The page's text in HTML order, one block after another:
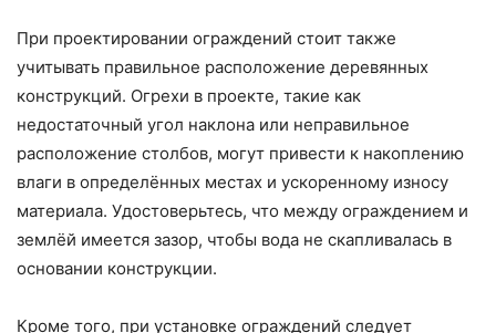
При проектировании ограждений стоит также
учитывать правильное расположение деревянных
конструкций. Огрехи в проекте, такие как
недостаточный угол наклона или неправильное
расположение столбов, могут привести к накоплению
влаги в определённых местах и ускоренному износу
материала. Удостоверьтесь, что между ограждением и
землёй имеется зазор, чтобы вода не скапливалась в
основании конструкции.
Кроме того, при установке ограждений следует